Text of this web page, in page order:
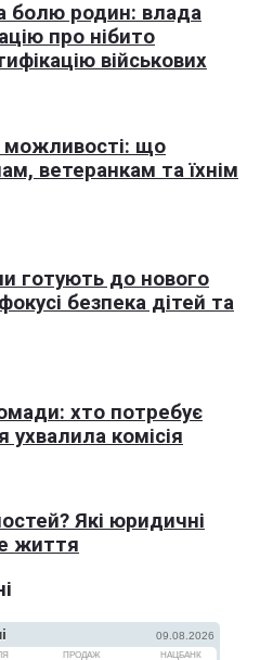
болю родин: влада
про нібито
військових
можливості: що
ветеранкам та їхнім
готують до нового
безпека дітей та
хто потребує
ухвалила комісія
Які юридичні
життя